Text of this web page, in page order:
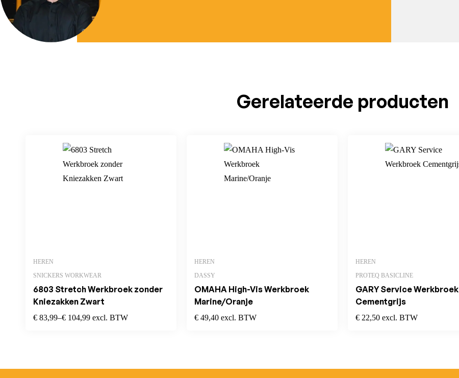
Gerelateerde producten
HEREN
SNICKERS WORKWEAR
6803 Stretch Werkbroek zonder
Kniezakken Zwart
€ 83,99–€ 104,99 excl. BTW
HEREN
DASSY
OMAHA High-Vis Werkbroek
Marine/Oranje
€ 49,40 excl. BTW
HEREN
PROTEQ BASICLINE
GARY Service Werkbroek
Cementgrijs
€ 22,50 excl. BTW